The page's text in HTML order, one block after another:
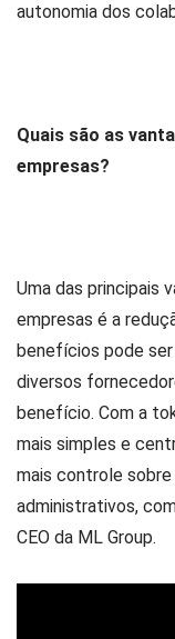
autonomia dos
Quais são as
empresas?
Uma das principais
empresas é a
benefícios pode
diversos
benefício. Com a
mais simples e
mais controle
administrativos,
CEO da ML Group.